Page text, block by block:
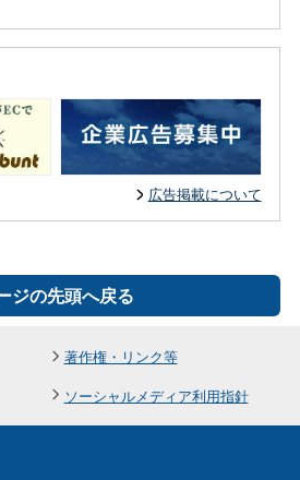
広告掲載について
ジの先頭へ戻る
著作権・リンク等
ソーシャルメディア利用指針